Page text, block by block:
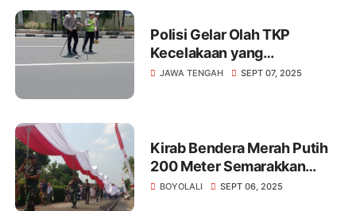
Polisi Gelar Olah TKP
Kecelakaan yang
Menewaskan Mahasiswa
JAWA TENGAH SEPT 07, 2025
Kirab Bendera Merah Putih
200 Meter Semarakkan
Merti Desa Pojok Boyolali
BOYOLALI SEPT 06, 2025